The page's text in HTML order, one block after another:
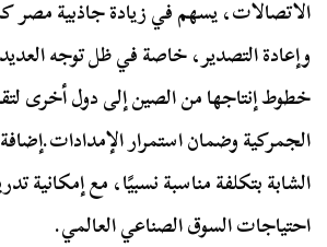
الاتصالات، يسهم في زيادة جاذبية مصر
وإعادة التصدير، خاصة في ظل توجه
خطوط إنتاجها من الصين إلى دول أخرى
الجمركية وضمان استمرار الإمدادات.إضافة
الشابة بتكلفة مناسبة نسبيًا، مع إمكانية
احتياجات السوق الصناعي العالمي.